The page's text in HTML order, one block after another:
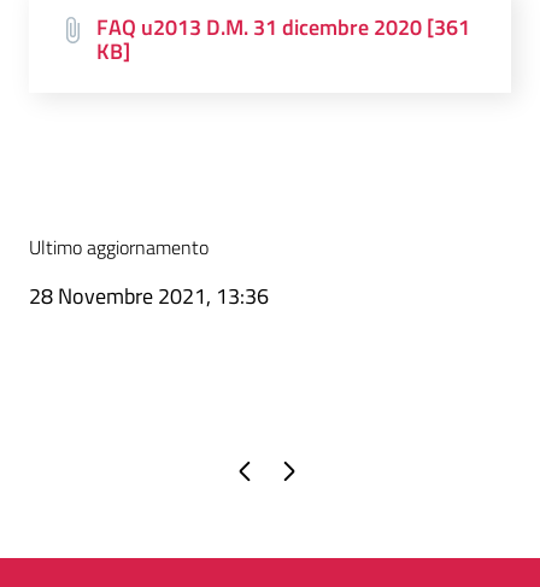
FAQ u2013 D.M. 31 dicembre 2020 [361
KB]
Ultimo aggiornamento
28 Novembre 2021, 13:36
Pagina precedente